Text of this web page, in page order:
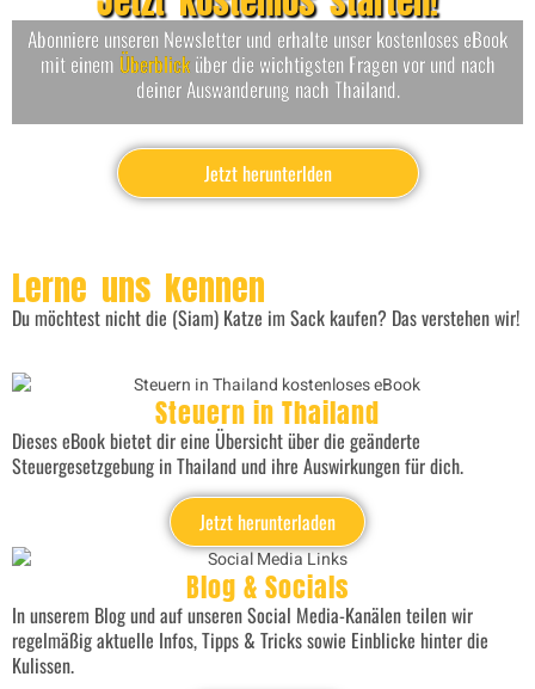
Abonniere unseren Newsletter und erhalte unser kostenloses eBook
mit einem Überblicküber die wichtigsten Fragen vor und nach
deiner Auswanderung nach Thailand.
Jetzt herunterlden
Lerne uns kennen
Du möchtest nicht die (Siam) Katze im Sack kaufen? Das verstehen wir!
Steuern in Thailand
Dieses eBook bietet dir eine Übersicht über die geänderte
Steuergesetzgebung in Thailand und ihre Auswirkungen für dich.
Jetzt herunterladen
Blog & Socials
In unserem Blog und auf unseren Social Media-Kanälen teilen wir
regelmäßig aktuelle Infos, Tipps & Tricks sowie Einblicke hinter die
Kulissen.